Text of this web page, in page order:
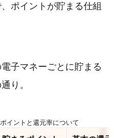
ポイントが貯まる仕組
子マネーごとに貯まる
り。
イントと還元率について